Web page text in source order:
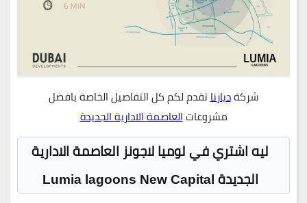
شركةديارناتقدم لكم كل التفاصيل الخاصة بافضل
مشروعاتالعاصمة الادارية الجديدة
ليه اشتري في لوميا لاجونز العاصمة الادارية
الجديدةLumia lagoons New Capital